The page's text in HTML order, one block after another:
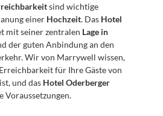
sind wichtige
einer Hochzeit. Das Hotel
mit seiner zentralen Lage in
der guten Anbindung an den
Wir von Marrywell wissen,
für Ihre Gäste von
und das Hotel Oderberger
Voraussetzungen.